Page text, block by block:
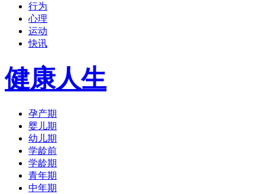
行为
心理
运动
快讯
健康人生
孕产期
婴儿期
幼儿期
学龄前
学龄期
青年期
中年期